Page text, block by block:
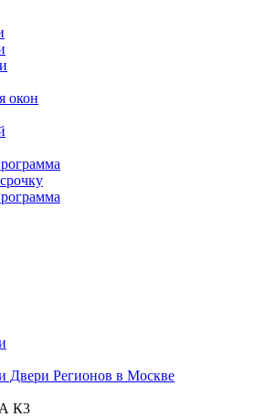
окон
Двери Регионов в Москве
К3